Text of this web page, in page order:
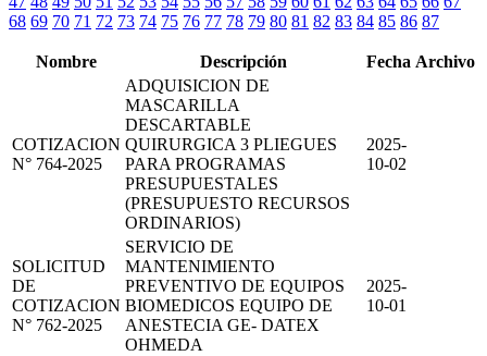
68 69 70 71 72 73 74 75 76 77 78 79 80 81 82 83 84 85 86 87
Nombre Descripción Fecha Archivo
COTIZACION
N° 764-2025
ADQUISICION DE
MASCARILLA
DESCARTABLE
QUIRURGICA 3 PLIEGUES
PARA PROGRAMAS
PRESUPUESTALES
(PRESUPUESTO RECURSOS
ORDINARIOS)
2025-
10-02
SOLICITUD
DE
COTIZACION
N° 762-2025
SERVICIO DE
MANTENIMIENTO
PREVENTIVO DE EQUIPOS
BIOMEDICOS EQUIPO DE
ANESTECIA GE- DATEX
OHMEDA
2025-
10-01